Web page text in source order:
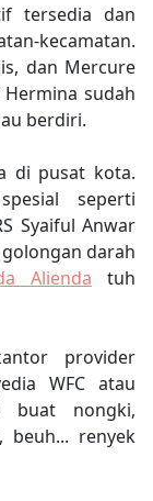
tersedia dan
kecamatan.
dan Mercure
sudah
berdiri.
di pusat kota.
seperti
Syaiful Anwar
darah
Alienda tuh
provider
WFC atau
buat nongki,
beuh... renyek